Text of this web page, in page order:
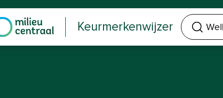
Keurmerkenwijzer
Welk keurmerk of product zoek je?